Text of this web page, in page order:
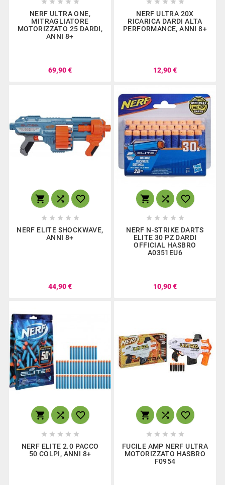
NERF ULTRA ONE,
MITRAGLIATORE
MOTORIZZATO 25 DARDI,
ANNI 8+
69,90 €
NERF ULTRA 20X
RICARICA DARDI ALTA
PERFORMANCE, ANNI 8+
12,90 €
  
    
NERF ELITE SHOCKWAVE,
ANNI 8+
44,90 €
  
    
NERF N-STRIKE DARTS
ELITE 30 PZ DARDI
OFFICIAL HASBRO
A0351EU6
10,90 €
  
    
NERF ELITE 2.0 PACCO
50 COLPI, ANNI 8+
  
    
FUCILE AMP NERF ULTRA
MOTORIZZATO HASBRO
F0954